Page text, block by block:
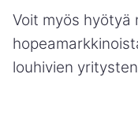
Voit myös hyötyä
louhivien